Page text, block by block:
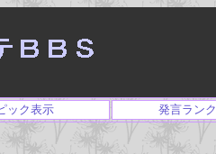
ック表示 発言ランク